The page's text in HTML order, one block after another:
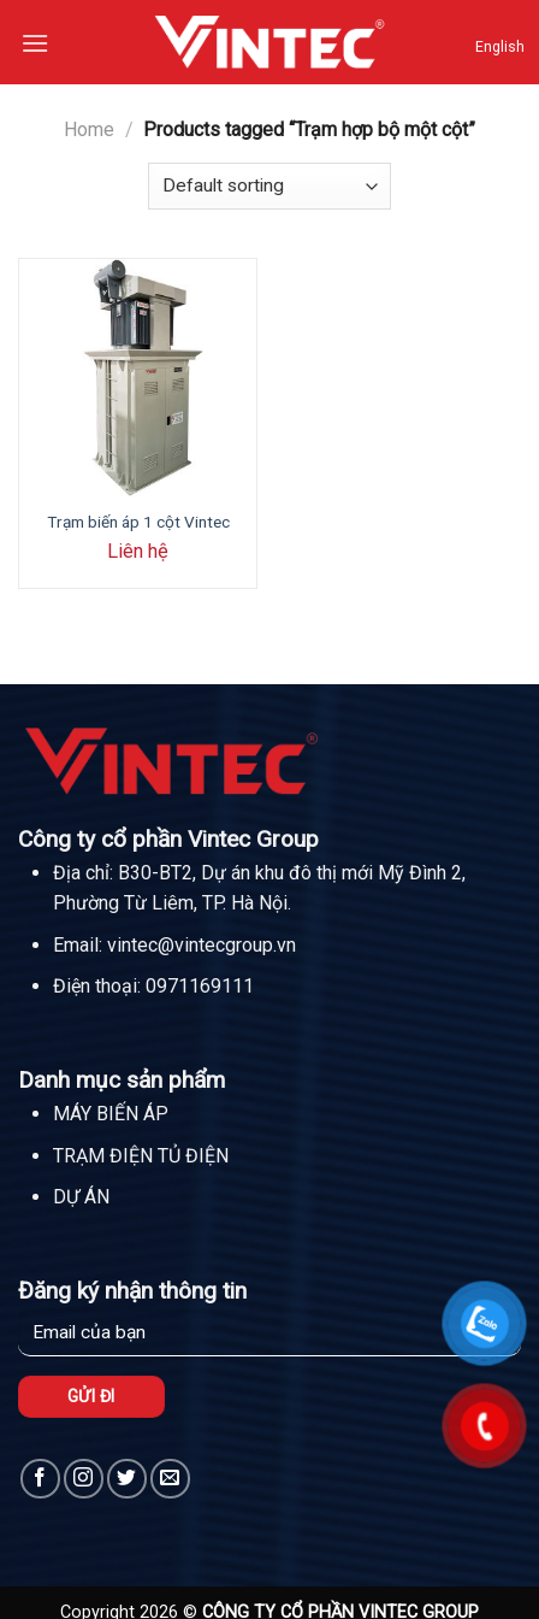
English
Home / Products tagged “Trạm hợp bộ một cột”
Trạm biến áp 1 cột Vintec
Liên hệ
Công ty cổ phần Vintec Group
Địa chỉ: B30-BT2, Dự án khu đô thị mới Mỹ Đình 2,
Phường Từ Liêm, TP. Hà Nội.
Email:vintec@vintecgroup.vn
Điện thoại:0971169111
Danh mục sản phẩm
MÁY BIẾN ÁP
TRẠM ĐIỆN TỦ ĐIỆN
DỰ ÁN
Đăng ký nhận thông tin
Copyright 2026 © CÔNG TY CỔ PHẦN VINTEC GROUP